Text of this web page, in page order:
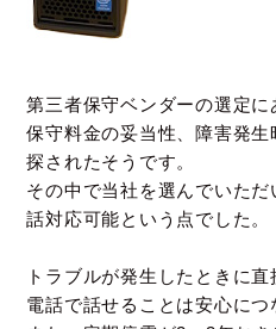
第三者保守ベンダーの選定に
保守料金の妥当性、障害発
探されたそうです。
その中で当社を選んでいた
話対応可能という点でした。
トラブルが発生したときに
電話で話せることは安心につ